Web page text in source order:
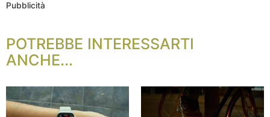
Pubblicità
POTREBBE INTERESSARTI
ANCHE...